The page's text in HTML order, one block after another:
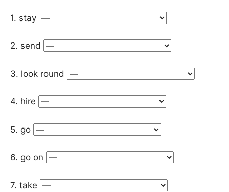
1. stay
2. send
3. look round
4. hire
5. go
6. go on
7. take